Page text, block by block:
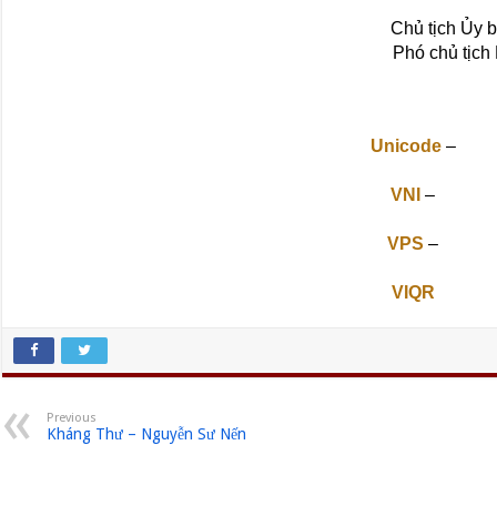
Chủ tịch Ủy
Phó chủ
Unicode–
VNI –
VPS –
VIQR
Previous
Kháng Thư – Nguyễn Sư Nến